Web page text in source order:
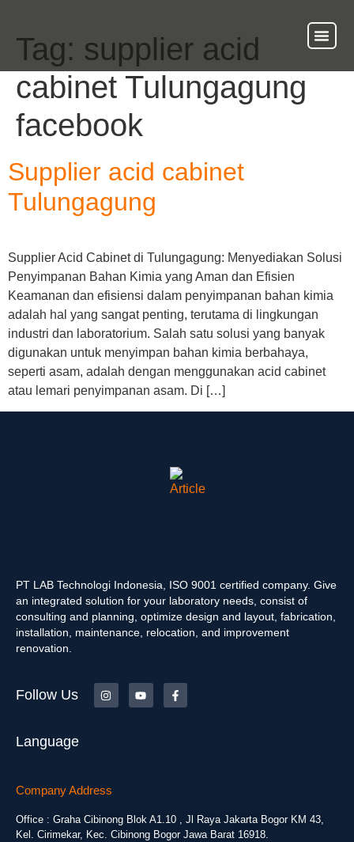
Tag: supplier acid
cabinet Tulungagung
facebook
Supplier acid cabinet
Tulungagung
Supplier Acid Cabinet di Tulungagung: Menyediakan Solusi
Penyimpanan Bahan Kimia yang Aman dan Efisien
Keamanan dan efisiensi dalam penyimpanan bahan kimia
adalah hal yang sangat penting, terutama di lingkungan
industri dan laboratorium. Salah satu solusi yang banyak
digunakan untuk menyimpan bahan kimia berbahaya,
seperti asam, adalah dengan menggunakan acid cabinet
atau lemari penyimpanan asam. Di […]
PT LAB Technologi Indonesia, ISO 9001 certified company. Give
an integrated solution for your laboratory needs, consist of
consulting and planning, optimize design and layout, fabrication,
installation, maintenance, relocation, and improvement
renovation.
Follow Us
Language
Company Address
Office : Graha Cibinong Blok A1.10 , Jl Raya Jakarta Bogor KM 43,
Kel. Cirimekar, Kec. Cibinong Bogor Jawa Barat 16918.